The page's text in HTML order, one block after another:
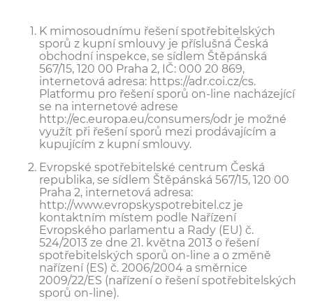
K mimosoudnímu řešení spotřebitelských
sporů z kupní smlouvy je příslušná Česká
obchodní inspekce, se sídlem Štěpánská
567/15, 120 00 Praha 2, IČ: 000 20 869,
internetová adresa: https://adr.coi.cz/cs.
Platformu pro řešení sporů on-line nacházející
se na internetové adrese
http://ec.europa.eu/consumers/odr je možné
využít při řešení sporů mezi prodávajícím a
kupujícím z kupní smlouvy.
Evropské spotřebitelské centrum Česká
republika, se sídlem Štěpánská 567/15, 120 00
Praha 2, internetová adresa:
http://www.evropskyspotrebitel.cz je
kontaktním místem podle Nařízení
Evropského parlamentu a Rady (EU) č.
524/2013 ze dne 21. května 2013 o řešení
spotřebitelských sporů on-line a o změně
nařízení (ES) č. 2006/2004 a směrnice
2009/22/ES (nařízení o řešení spotřebitelských
sporů on-line).